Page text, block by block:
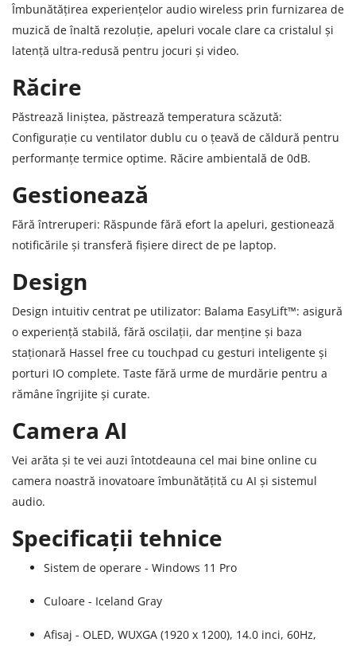
Îmbunătățirea experiențelor audio wireless prin furnizarea de
muzică de înaltă rezoluție, apeluri vocale clare ca cristalul și
latență ultra-redusă pentru jocuri și video.
Răcire
Păstrează liniștea, păstrează temperatura scăzută:
Configurație cu ventilator dublu cu o țeavă de căldură pentru
performanțe termice optime. Răcire ambientală de 0dB.
Gestionează
Fără întreruperi: Răspunde fără efort la apeluri, gestionează
notificările și transferă fișiere direct de pe laptop.
Design
Design intuitiv centrat pe utilizator: Balama EasyLift™: asigură
o experiență stabilă, fără oscilații, dar menține și baza
staționară Hassel free cu touchpad cu gesturi inteligente și
porturi IO complete. Taste fără urme de murdărie pentru a
rămâne îngrijite și curate.
Camera AI
Vei arăta și te vei auzi întotdeauna cel mai bine online cu
camera noastră inovatoare îmbunătățită cu AI și sistemul
audio.
Specificații tehnice
Sistem de operare - Windows 11 Pro
Culoare - Iceland Gray
Afisaj - OLED, WUXGA (1920 x 1200), 14.0 inci, 60Hz,